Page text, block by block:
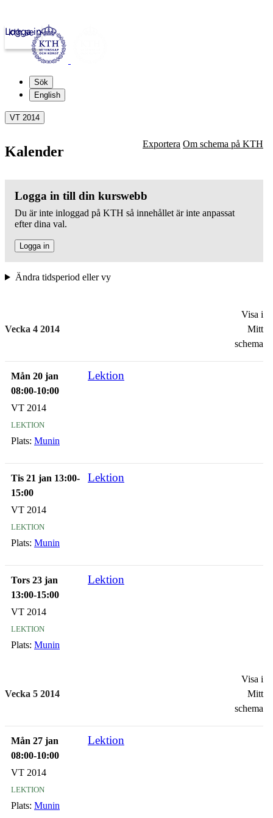
kth.se
Logga in
Sök
English
VT 2014
Kalender Exportera Om schema på KTH
Logga in till din kurswebb
Du är inte inloggad på KTH så innehållet är inte anpassat
efter dina val.
Logga in
Ändra tidsperiod eller vy
Vecka 4 2014
Visa i
Mitt
schema
Mån 20 jan
08:00-10:00
Lektion
VT 2014
lektion
Plats: Munin
Tis 21 jan 13:00-
15:00
Lektion
VT 2014
lektion
Plats: Munin
Tors 23 jan
13:00-15:00
Lektion
VT 2014
lektion
Plats: Munin
Vecka 5 2014
Visa i
Mitt
schema
Mån 27 jan
08:00-10:00
Lektion
VT 2014
lektion
Plats: Munin